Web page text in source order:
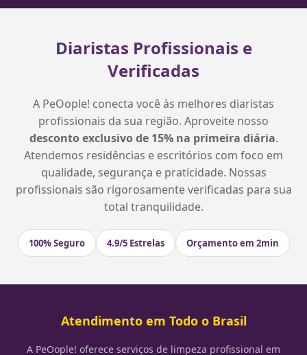
Diaristas Profissionais e
Verificadas
A PeOople! conecta você às melhores diaristas
profissionais da sua região. Aproveite nosso
desconto exclusivo de 15% na primeira diária.
Atendemos residências e escritórios com foco em
qualidade, segurança e praticidade. Nossas
profissionais são rigorosamente verificadas para sua
total tranquilidade.
100% Seguro 4.9/5 Estrelas Orçamento em 2min
Atendimento em Todo o Brasil
A PeOople! oferece serviços de limpeza profissional em